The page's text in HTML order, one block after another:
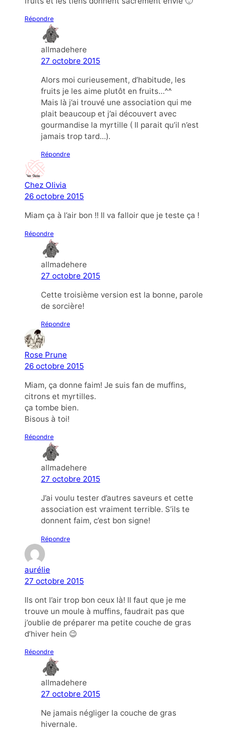
Répondre
allmadehere
27 octobre 2015
Alors moi curieusement, d’habitude, les
fruits je les aime plutôt en fruits…^^
Mais là j’ai trouvé une association qui me
plait beaucoup et j’ai découvert avec
gourmandise la myrtille ( Il parait qu’il n’est
jamais trop tard…).
Répondre
Chez Olivia
26 octobre 2015
Miam ça à l’air bon !! Il va falloir que je teste ça !
Répondre
allmadehere
27 octobre 2015
Cette troisième version est la bonne, parole
de sorcière!
Répondre
Rose Prune
26 octobre 2015
Miam, ça donne faim! Je suis fan de muffins,
citrons et myrtilles.
ça tombe bien.
Bisous à toi!
Répondre
allmadehere
27 octobre 2015
J’ai voulu tester d’autres saveurs et cette
association est vraiment terrible. S’ils te
donnent faim, c’est bon signe!
Répondre
aurélie
27 octobre 2015
Ils ont l’air trop bon ceux là! Il faut que je me
trouve un moule à muffins, faudrait pas que
j’oublie de préparer ma petite couche de gras
d’hiver hein 😉
Répondre
allmadehere
27 octobre 2015
Ne jamais négliger la couche de gras
hivernale.